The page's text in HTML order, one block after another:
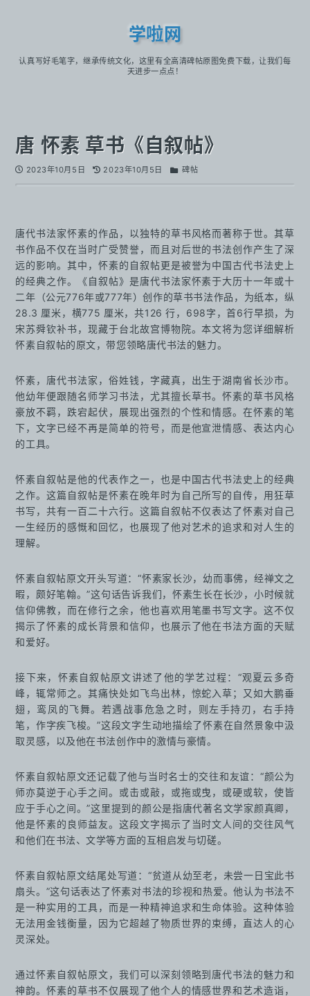
学啦网
认真写好毛笔字，继承传统文化，这里有全高清碑帖原图免费下载，让我们每
天进步一点点！
唐 怀素 草书《自叙帖》
2023年10月5日 2023年10月5日 碑帖
唐代书法家怀素的作品，以独特的草书风格而著称于世。其草
书作品不仅在当时广受赞誉，而且对后世的书法创作产生了深
远的影响。其中，怀素的自叙帖更是被誉为中国古代书法史上
的经典之作。《自叙帖》是唐代书法家怀素于大历十一年或十
二年（公元776年或777年）创作的草书书法作品，为纸本，纵
28.3 厘米，横775 厘米，共126 行，698字，首6行早损，为
宋苏舜钦补书，现藏于台北故宫博物院。本文将为您详细解析
怀素自叙帖的原文，带您领略唐代书法的魅力。
怀素，唐代书法家，俗姓钱，字藏真，出生于湖南省长沙市。
他幼年便跟随名师学习书法，尤其擅长草书。怀素的草书风格
豪放不羁，跌宕起伏，展现出强烈的个性和情感。在怀素的笔
下，文字已经不再是简单的符号，而是他宣泄情感、表达内心
的工具。
怀素自叙帖是他的代表作之一，也是中国古代书法史上的经典
之作。这篇自叙帖是怀素在晚年时为自己所写的自传，用狂草
书写，共有一百二十六行。这篇自叙帖不仅表达了怀素对自己
一生经历的感慨和回忆，也展现了他对艺术的追求和对人生的
理解。
怀素自叙帖原文开头写道：“怀素家长沙，幼而事佛，经禅文之
暇，颇好笔翰。”这句话告诉我们，怀素生长在长沙，小时候就
信仰佛教，而在修行之余，他也喜欢用笔墨书写文字。这不仅
揭示了怀素的成长背景和信仰，也展示了他在书法方面的天赋
和爱好。
接下来，怀素自叙帖原文讲述了他的学艺过程：“观夏云多奇
峰，辄常师之。其痛快处如飞鸟出林，惊蛇入草；又如大鹏垂
翅，鸾凤的飞舞。若遇战事危急之时，则左手持刃，右手持
笔，作字疾飞梭。”这段文字生动地描绘了怀素在自然景象中汲
取灵感，以及他在书法创作中的激情与豪情。
怀素自叙帖原文还记载了他与当时名士的交往和友谊：“颜公为
师亦莫逆于心手之间。或击或敲，或拖或曳，或硬或软，使皆
应于手心之间。”这里提到的颜公是指唐代著名文学家颜真卿，
他是怀素的良师益友。这段文字揭示了当时文人间的交往风气
和他们在书法、文学等方面的互相启发与切磋。
怀素自叙帖原文结尾处写道：“贫道从幼至老，未尝一日宝此书
扇头。”这句话表达了怀素对书法的珍视和热爱。他认为书法不
是一种实用的工具，而是一种精神追求和生命体验。这种体验
无法用金钱衡量，因为它超越了物质世界的束缚，直达人的心
灵深处。
通过怀素自叙帖原文，我们可以深刻领略到唐代书法的魅力和
神韵。怀素的草书不仅展现了他个人的情感世界和艺术造诣，